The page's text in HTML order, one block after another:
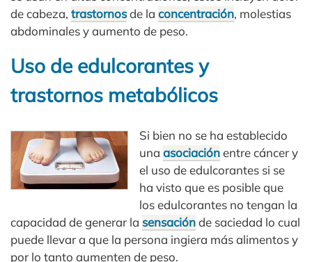
de cabeza, trastornosde la concentración, molestias
abdominales y aumento de peso.
Uso de edulcorantes y
trastornos metabólicos
Si bien no se ha establecido
unaasociaciónentre cáncer y
el uso de edulcorantes si se
ha visto que es posible que
los edulcorantes no tengan la
capacidad de generar la sensaciónde saciedad lo cual
puede llevar a que la persona ingiera más alimentos y
por lo tanto aumenten de peso.